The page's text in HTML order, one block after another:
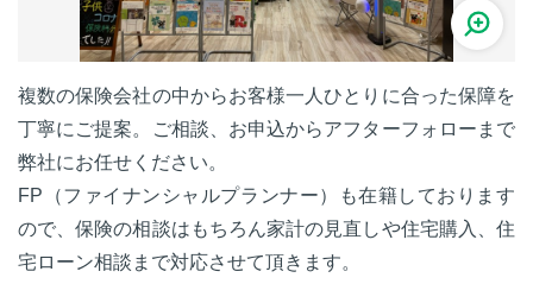
複数の保険会社の中からお客様一人ひとりに合った保障を
丁寧にご提案。ご相談、お申込からアフターフォローまで
弊社にお任せください。
FP（ファイナンシャルプランナー）も在籍しております
ので、保険の相談はもちろん家計の見直しや住宅購入、住
宅ローン相談まで対応させて頂きます。